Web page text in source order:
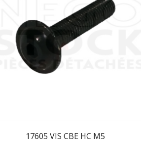
17605 VIS CBE HC M5